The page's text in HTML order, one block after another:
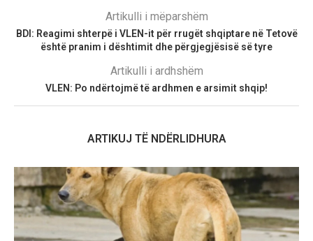
Artikulli i mëparshëm
BDI: Reagimi shterpë i VLEN-it për rrugët shqiptare në Tetovë
është pranim i dështimit dhe përgjegjësisë së tyre
Artikulli i ardhshëm
VLEN: Po ndërtojmë të ardhmen e arsimit shqip!
ARTIKUJ TË NDËRLIDHURA